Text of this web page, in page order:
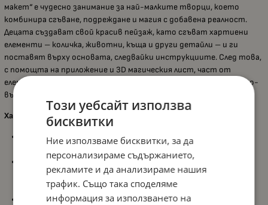
макет“ е чудесно занимание за най-малките творци, което
комбинира сгъване, подреждане и магия с добавена реалност.
Децата създават свой красив пейзаж, като сгъват хартиени
елементи – количка, животни, къща и други детайли – и ги
поставят върху основата, следвайки инструкциите. След това,
с помощта на приложение и 3D магическия лист, част от
елементите „оживяват“ пред тях, което прави играта още по-
вълнуваща и стимулира любопитството към света наоколо.
Характеристики:
Подходящ за деца от 3 до 6 години
ранните им умения за сгъване и подреждане;
Хартиен макет на пейзажс 15 елемента за сгъване, който
позволява детето да създаде собствена сценка стъпка по
стъпка;
Включва15 хартиени фигури за сгъване , които развиват
Този уебсайт използва
бисквитки
Ние използваме бисквитки, за да
персонализираме съдържанието,
рекламите и да анализираме нашия
трафик. Също така споделяме
информация за използването на